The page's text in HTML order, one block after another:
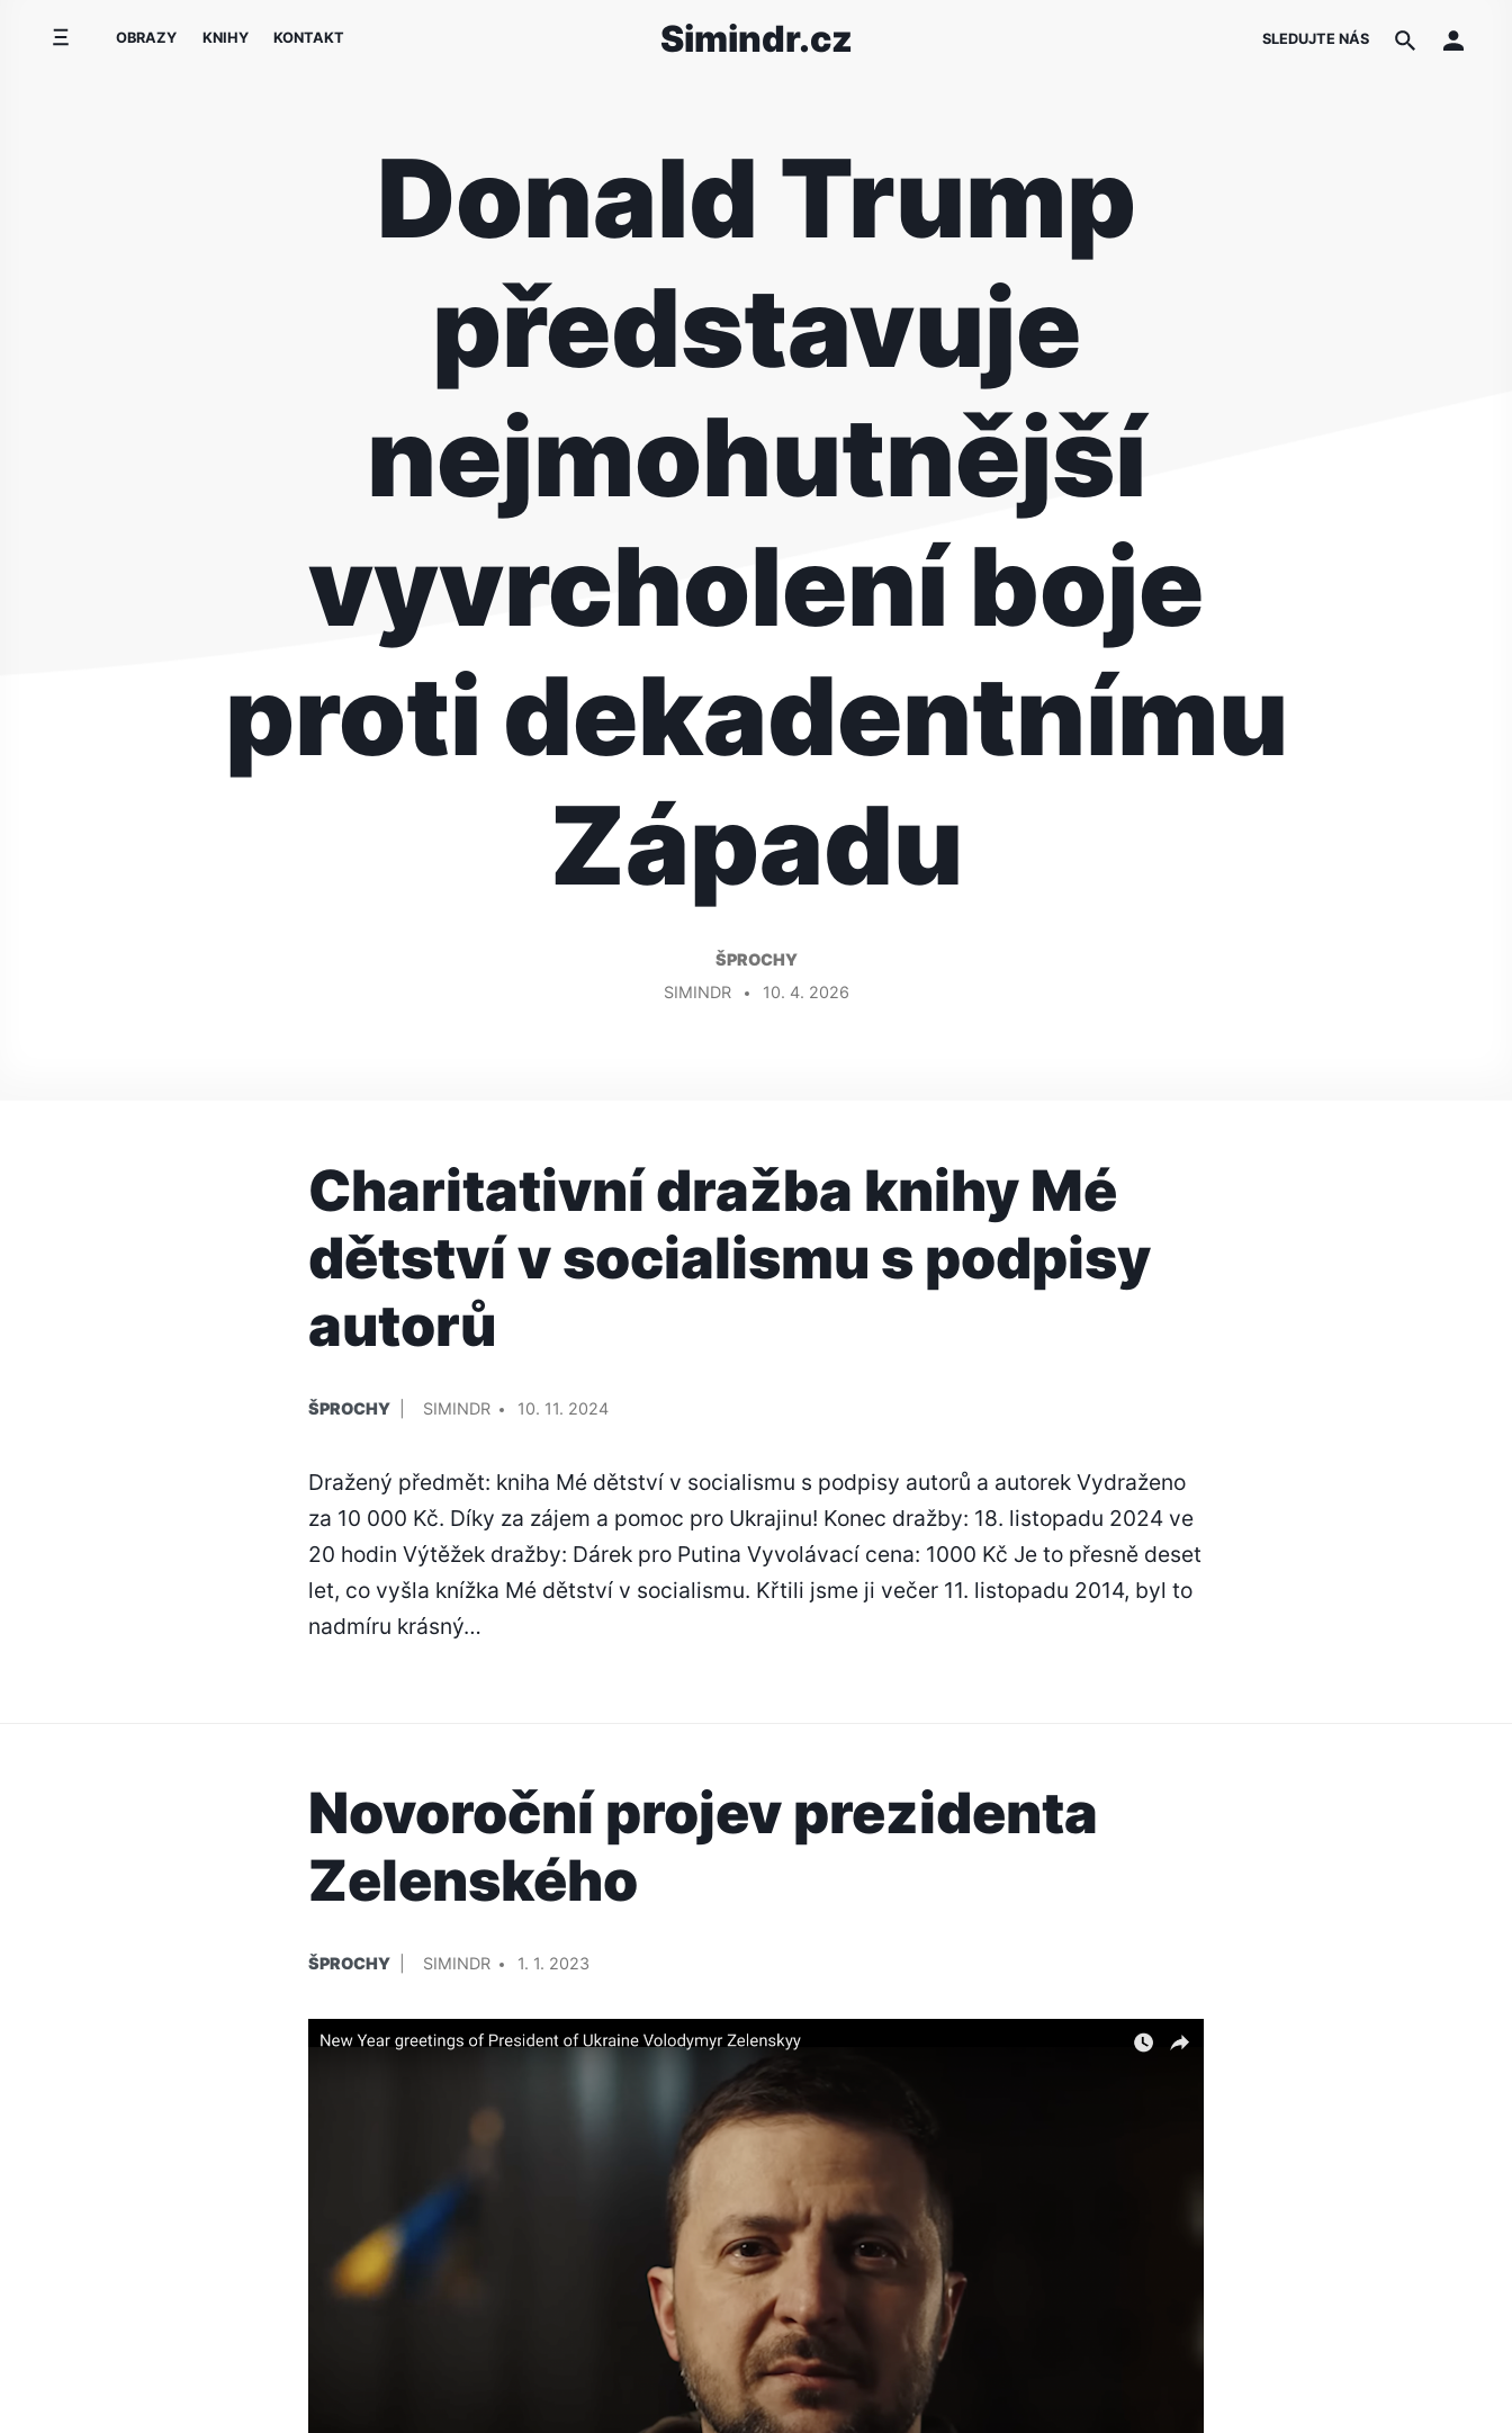
OBRAZY KNIHY KONTAKT Simindr.cz SLEDUJTE NÁS
Donald Trump
představuje
nejmohutnější
vyvrcholení boje
proti dekadentnímu
Západu
ŠPROCHY
SIMINDR
10. 4. 2026
Charitativní dražba knihy Mé
dětství v socialismu s podpisy
autorů
PUBLIKOVÁNO
ŠPROCHY PŘIDAL/A
SIMINDR 10. 11. 2024
Dražený předmět: kniha Mé dětství v socialismu s podpisy autorů a autorek Vydraženo
za 10 000 Kč. Díky za zájem a pomoc pro Ukrajinu! Konec dražby: 18. listopadu 2024 ve
20 hodin Výtěžek dražby: Dárek pro Putina Vyvolávací cena: 1000 Kč Je to přesně deset
let, co vyšla knížka Mé dětství v socialismu. Křtili jsme ji večer 11. listopadu 2014, byl to
nadmíru krásný…
Novoroční projev prezidenta
Zelenského
PUBLIKOVÁNO
ŠPROCHY PŘIDAL/A
SIMINDR 1. 1. 2023